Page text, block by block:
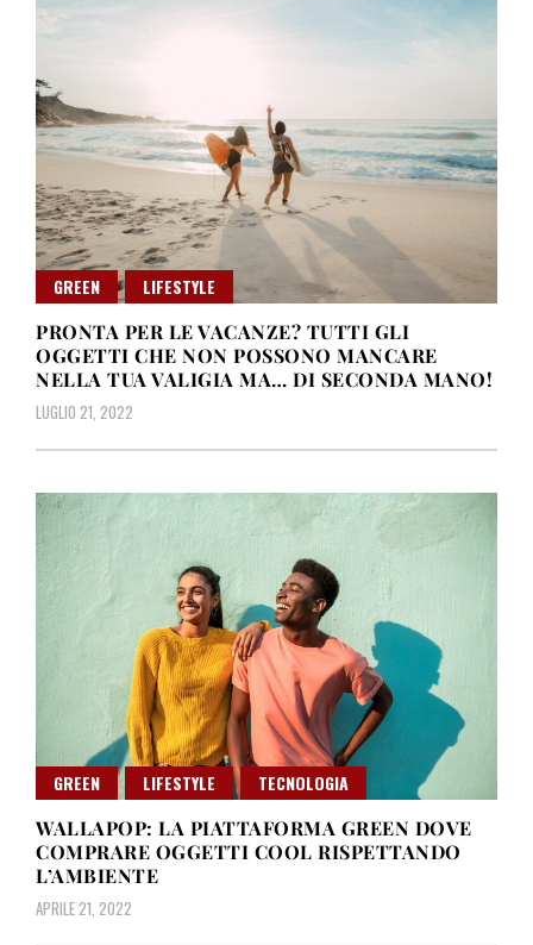
GREEN
LIFESTYLE
PRONTA PER LE VACANZE? TUTTI GLI
OGGETTI CHE NON POSSONO MANCARE
NELLA TUA VALIGIA MA… DI SECONDA MANO!
LUGLIO 21, 2022
GREEN LIFESTYLE
TECNOLOGIA
WALLAPOP: LA PIATTAFORMA GREEN DOVE
COMPRARE OGGETTI COOL RISPETTANDO
L’AMBIENTE
APRILE 21, 2022